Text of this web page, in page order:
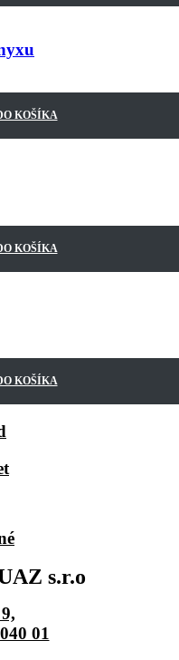
KOŠÍKA
KOŠÍKA
KOŠÍKA
s.r.o
01